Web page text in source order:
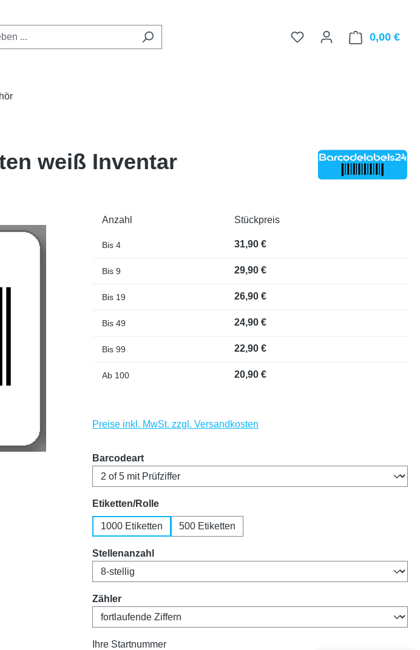
0,00 €
weiß Inventar
Anzahl Stückpreis
Bis 4 31,90 €
Bis 9 29,90 €
Bis 19 26,90 €
Bis 49 24,90 €
Bis 99 22,90 €
Ab 100 20,90 €
Preise inkl. MwSt. zzgl. Versandkosten
Barcodeartauswählen
Etiketten/Rolleauswählen
1000 Etiketten 500 Etiketten
Stellenanzahl auswählen
Zählerauswählen
Ihre Startnummer